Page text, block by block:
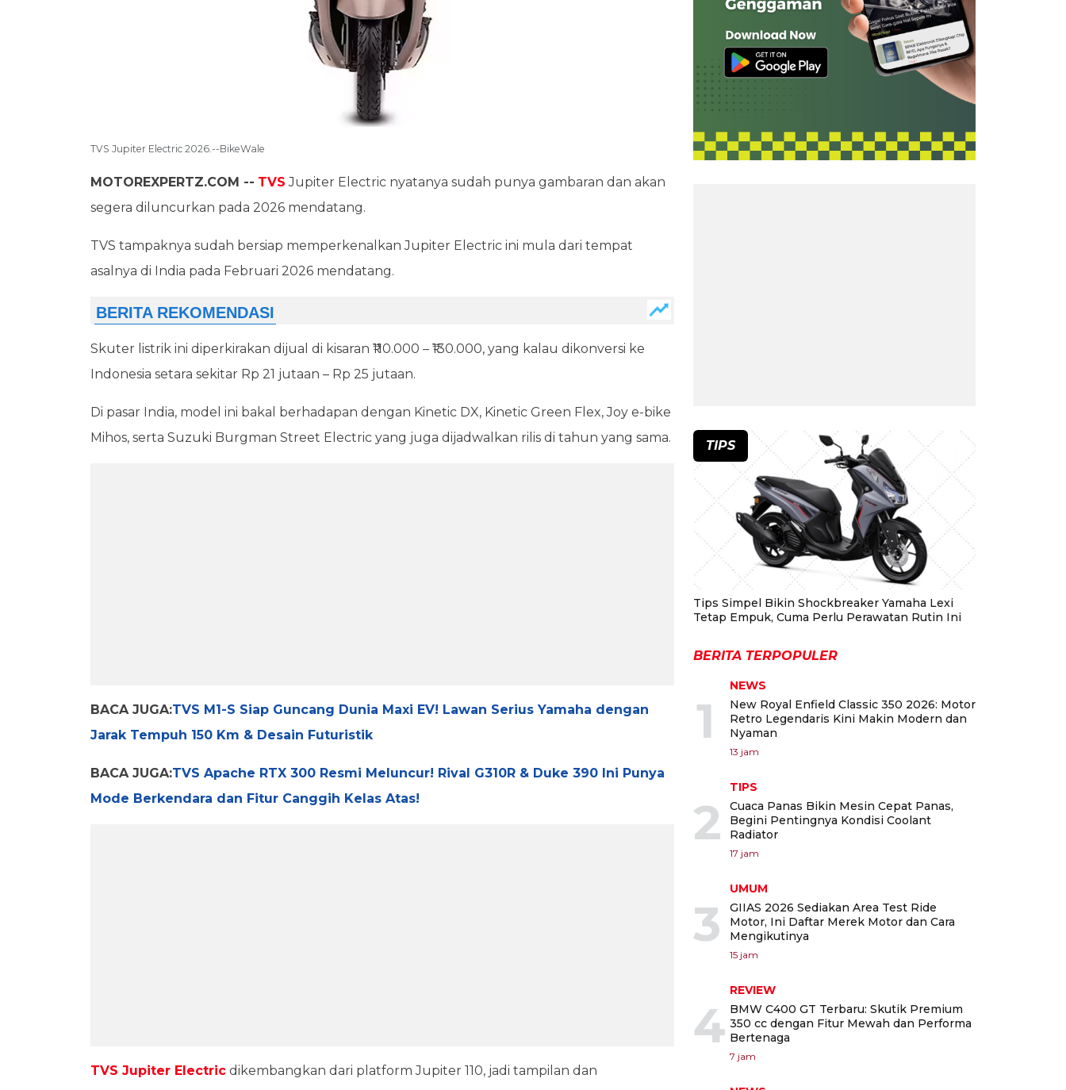
TVS Jupiter Electric 2026.--BikeWale
MOTOREXPERTZ.COM -- TVS Jupiter Electric nyatanya sudah punya gambaran dan akan
segera diluncurkan pada 2026 mendatang.
TVS tampaknya sudah bersiap memperkenalkan Jupiter Electric ini mula dari tempat
asalnya di India pada Februari 2026 mendatang.
Skuter listrik ini diperkirakan dijual di kisaran ₹110.000 – ₹130.000, yang kalau dikonversi ke
Indonesia setara sekitar Rp 21 jutaan – Rp 25 jutaan.
Di pasar India, model ini bakal berhadapan dengan Kinetic DX, Kinetic Green Flex, Joy e-bike
Mihos, serta Suzuki Burgman Street Electric yang juga dijadwalkan rilis di tahun yang sama.
BACA JUGA:TVS M1-S Siap Guncang Dunia Maxi EV! Lawan Serius Yamaha dengan
Jarak Tempuh 150 Km & Desain Futuristik
BACA JUGA:TVS Apache RTX 300 Resmi Meluncur! Rival G310R & Duke 390 Ini Punya
Mode Berkendara dan Fitur Canggih Kelas Atas!
TVS Jupiter Electric dikembangkan dari platform Jupiter 110, jadi tampilan dan
TIPS
Tips Simpel Bikin Shockbreaker Yamaha Lexi
Tetap Empuk, Cuma Perlu Perawatan Rutin Ini
BERITA TERPOPULER
1
NEWS
New Royal Enfield Classic 350 2026: Motor
Retro Legendaris Kini Makin Modern dan
Nyaman
13 jam
2
TIPS
Cuaca Panas Bikin Mesin Cepat Panas,
Begini Pentingnya Kondisi Coolant
Radiator
17 jam
3
UMUM
GIIAS 2026 Sediakan Area Test Ride
Motor, Ini Daftar Merek Motor dan Cara
Mengikutinya
15 jam
4
REVIEW
BMW C400 GT Terbaru: Skutik Premium
350 cc dengan Fitur Mewah dan Performa
Bertenaga
7 jam